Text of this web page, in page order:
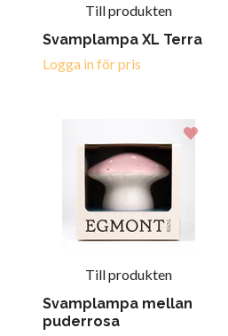
Till produkten
Svamplampa XL Terra
Logga in för pris
Till produkten
Svamplampa mellan
puderrosa